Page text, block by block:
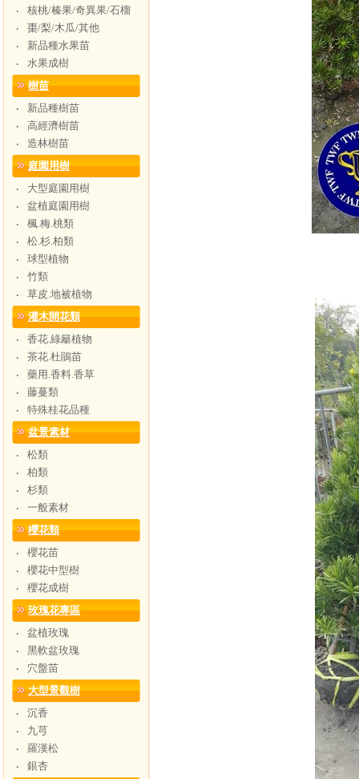
‧
核桃/榛果/奇異果/石榴
‧
棗/梨/木瓜/其他
‧
新品種水果苗
‧
水果成樹
樹苗
‧
新品種樹苗
‧
高經濟樹苗
‧
造林樹苗
庭園用樹
‧
大型庭園用樹
‧
盆植庭園用樹
‧
楓.梅.桃類
‧
松.杉.柏類
‧
球型植物
‧
竹類
‧
草皮.地被植物
灌木開花類
‧
香花.綠籬植物
‧
茶花.杜鵑苗
‧
藥用.香料.香草
‧
藤蔓類
‧
特殊桂花品種
盆景素材
‧
松類
‧
柏類
‧
杉類
‧
一般素材
櫻花類
‧
櫻花苗
‧
櫻花中型樹
‧
櫻花成樹
玫瑰花專區
‧
盆植玫瑰
‧
黑軟盆玫瑰
‧
穴盤苗
大型景觀樹
‧
沉香
‧
九芎
‧
羅漢松
‧
銀杏